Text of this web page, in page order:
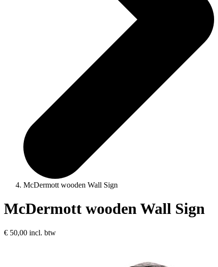
McDermott wooden Wall Sign
McDermott wooden Wall Sign
€ 50,00 incl. btw